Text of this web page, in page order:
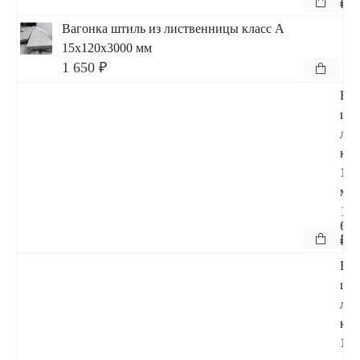
₽
Вагонка штиль из лиственницы класс А
15x120x3000 мм
1 650 ₽
мм
1
₽